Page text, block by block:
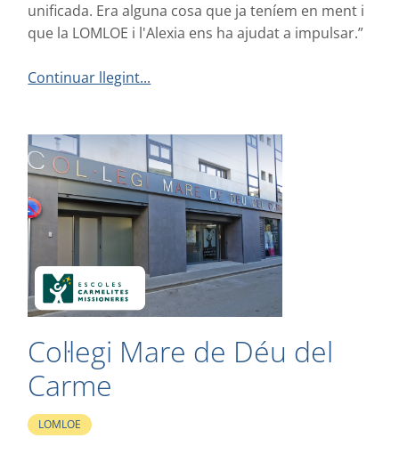
unificada. Era alguna cosa que ja teníem en ment i
que la LOMLOE i l'Alexia ens ha ajudat a impulsar.”
Continuar llegint...
Col·legi Mare de Déu del
Carme
LOMLOE